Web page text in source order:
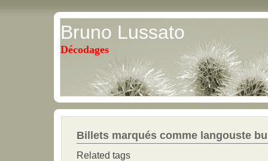
Bruno Lussato
Décodages
Billets marqués comme langouste
Related tags